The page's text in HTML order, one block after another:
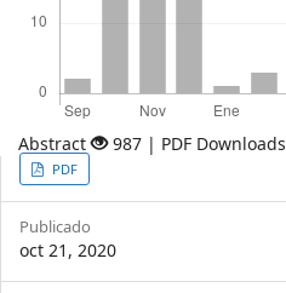
Abstract 987 | PDF Downloads
Article
Sidebar
PDF
Publicado
oct 21, 2020